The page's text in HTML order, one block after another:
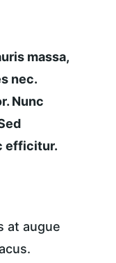
massa,
nec.
Nunc
efficitur.
at augue